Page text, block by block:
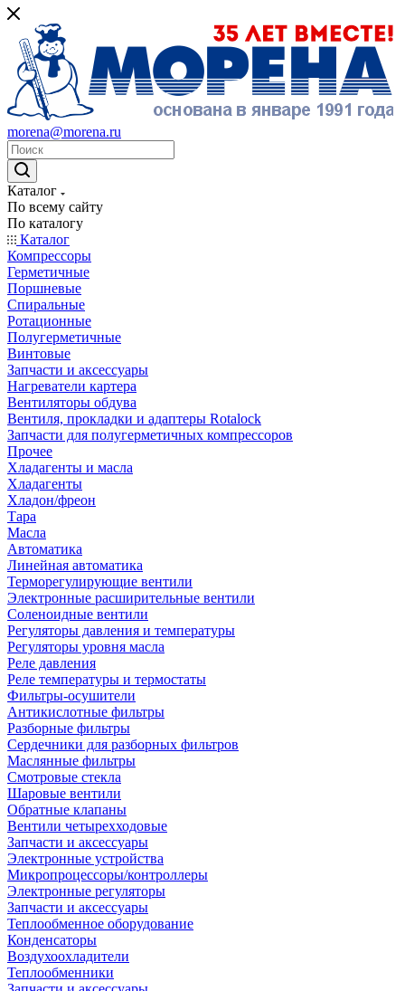
morena@morena.ru
Каталог
По всему сайту
По каталогу
Каталог
Компрессоры
Герметичные
Поршневые
Спиральные
Ротационные
Полугерметичные
Винтовые
Запчасти и аксессуары
Нагреватели картера
Вентиляторы обдува
Вентиля, прокладки и адаптеры Rotalock
Запчасти для полугерметичных компрессоров
Прочее
Хладагенты и масла
Хладагенты
Хладон/фреон
Тара
Масла
Автоматика
Линейная автоматика
Терморегулирующие вентили
Электронные расширительные вентили
Соленоидные вентили
Регуляторы давления и температуры
Регуляторы уровня масла
Реле давления
Реле температуры и термостаты
Фильтры-осушители
Антикислотные фильтры
Разборные фильтры
Сердечники для разборных фильтров
Маслянные фильтры
Смотровые стекла
Шаровые вентили
Обратные клапаны
Вентили четырехходовые
Запчасти и аксессуары
Электронные устройства
Микропроцессоры/контроллеры
Электронные регуляторы
Запчасти и аксессуары
Теплообменное оборудование
Конденсаторы
Воздухоохладители
Теплообменники